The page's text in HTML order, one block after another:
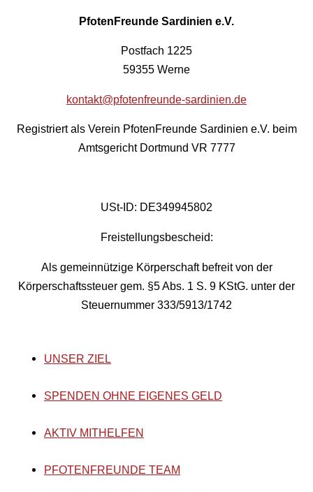
PfotenFreunde Sardinien e.V.
Postfach 1225
59355 Werne
kontakt@pfotenfreunde-sardinien.de
Registriert als Verein PfotenFreunde Sardinien e.V. beim
Amtsgericht Dortmund VR 7777
USt-ID: DE349945802
Freistellungsbescheid:
Als gemeinnützige Körperschaft befreit von der
Körperschaftssteuer gem. §5 Abs. 1 S. 9 KStG. unter der
Steuernummer 333/5913/1742
UNSER ZIEL
SPENDEN OHNE EIGENES GELD
AKTIV MITHELFEN
PFOTENFREUNDE TEAM